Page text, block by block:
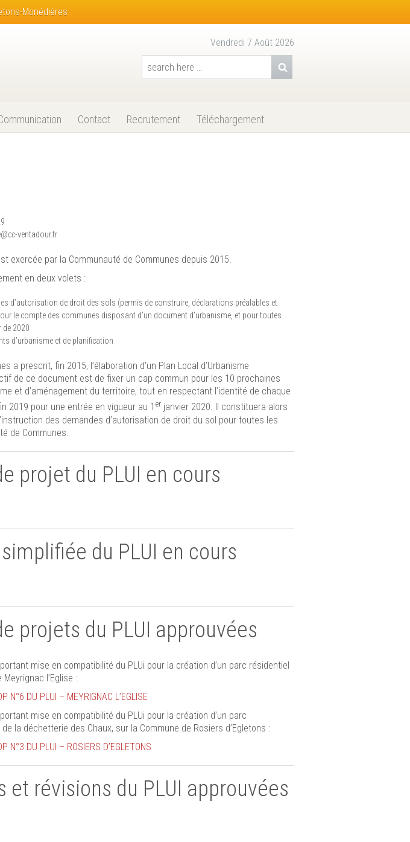
Vendredi 7 Août 2026
Recherche pour:
Monédières
Contact Recrutement Téléchargement
ventadour.fr
exercée par la Communauté de Communes depuis 2015.
en deux volets :
d’autorisation de droit des sols (permis de construire, déclarations préalables et
le compte des communes disposant d’un document d’urbanisme, et pour toutes
de 2020
d’urbanisme et de planification
a prescrit, fin 2015, l’élaboration d’un Plan Local d’Urbanisme
de ce document est de fixer un cap commun pour les 10 prochaines
et d’aménagement du territoire, tout en respectant l’identité de chaque
2019 pour une entrée en vigueur au 1 er janvier 2020. Il constituera alors
des demandes d’autorisation de droit du sol pour toutes les
de Communes.
projet du PLUI en cours
du PLUI en cours
projets du PLUI approuvées
mise en compatibilité du PLUi pour la création d’un parc résidentiel
l’Eglise :
N°6 DU PLUI – MEYRIGNAC L’EGLISE
mise en compatibilité du PLUi pour la création d’un parc
la déchetterie des Chaux, sur la Commune de Rosiers d’Egletons :
N°3 DU PLUI – ROSIERS D’EGLETONS
et révisions du PLUI approuvées